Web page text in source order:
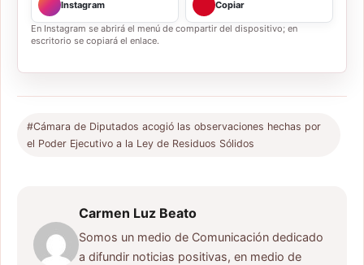
Instagram Copiar
En Instagram se abrirá el menú de compartir del dispositivo; en
escritorio se copiará el enlace.
#Cámara de Diputados acogió las observaciones hechas por
el Poder Ejecutivo a la Ley de Residuos Sólidos
Carmen Luz Beato
Somos un medio de Comunicación dedicado
a difundir noticias positivas, en medio de